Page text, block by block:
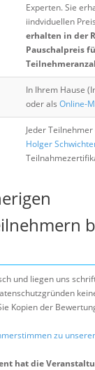
Experten. Sie
iindviduellen
erhalten in der
Pauschalpreis
In Ihrem Hause
oder als Online-
Jeder
Holger
und liegen uns
Kopien der
zu
hat die